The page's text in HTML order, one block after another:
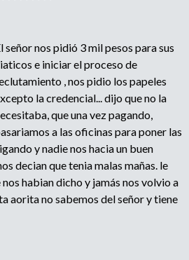
señor nos pidió 3 mil pesos para sus
e iniciar el proceso de
, nos pidio los papeles
la credencial... dijo que no la
que una vez pagando,
a las oficinas para poner las
y nadie nos hacia un buen
decian que tenia malas mañas. le
habian dicho y jamás nos volvio a
aorita no sabemos del señor y tiene